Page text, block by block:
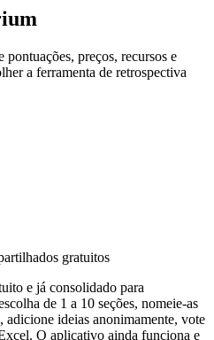
preços, recursos e
a ferramenta de retrospectiva
gratuitos
e já consolidado para
de 1 a 10 seções, nomeie-as
ideias anonimamente, vote
O aplicativo ainda funciona e